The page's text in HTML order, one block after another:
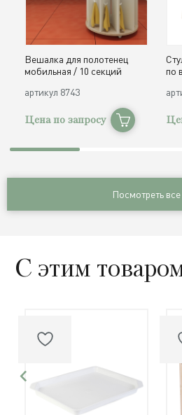
Вешалка для полотенец
мобильная / 10 секций
артикул 8743
Цена по запросу
по
Посмотреть все
С этим